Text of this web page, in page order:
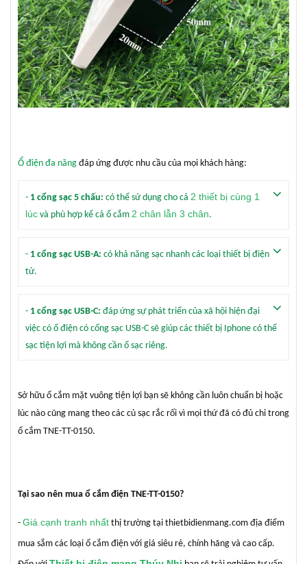
Ổ điện đa năng đáp ứng được nhu cầu của mọi khách hàng:
- 1 cổng sạc 5 chấu: có thể sử dụng cho cả 2 thiết bị cùng 1
lúc và phù hợp kể cả ổ cắm 2 chân lẫn 3 chân.
- 1 cổng sạc USB-A: có khả năng sạc nhanh các loại thiết bị điện
tử.
- 1 cổng sạc USB-C: đáp ứng sự phát triển của xã hội hiện đại
việc có ổ điện có cổng sạc USB-C sẽ giúp các thiết bị Iphone có thể
sạc tiện lợi mà không cần ổ sạc riêng.
Sở hữu ổ cắm mặt vuông tiện lợi bạn sẽ không cần luôn chuẩn bị hoặc
lúc nào cũng mang theo các củ sạc rắc rối vì mọi thứ đã có đủ chỉ trong
ổ cắm TNE-TT-0150.
Tại sao nên mua ổ cắm điện TNE-TT-0150?
- Giá cạnh tranh nhất thị trường tại thietbidienmang.com địa điểm
mua sắm các loại ổ cắm điện với giá siêu rẻ, chính hãng và cao cấp.